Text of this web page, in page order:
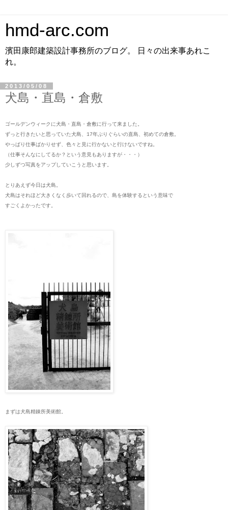
hmd-arc.com
濱田康郎建築設計事務所のブログ。 日々の出来事あれこ
れ。
2013/05/08
犬島・直島・倉敷
ゴールデンウィークに犬島・直島・倉敷に行って来ました。
ずっと行きたいと思っていた犬島、17年ぶりぐらいの直島、初めての倉敷。
やっぱり仕事ばかりせず、色々と見に行かないと行けないですね。
（仕事そんなにしてるか？という意見もありますが・・・）
少しずつ写真をアップしていこうと思います。
とりあえず今日は犬島。
犬島はそれほど大きくなく歩いて回れるので、島を体験するという意味で
すごくよかったです。
まずは犬島精錬所美術館。